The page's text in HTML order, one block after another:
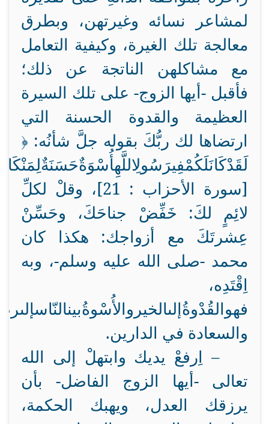
لمشاعر نسائه وغيرتهن، وبطرق
معالجة تلك الغيرة، وكيفية التعامل
مع مشاكلهن الناتجة عن ذلك؛
فأقبل -أيها الزوج- على تلك السيرة
العظيمة والقدوة الحسنة التي
ارتضاها لك ربُّكَ بقوله جلَّ شأنُه: ﴿
لَقَدْكَانَلَكُمْفِيرَسُولِاللَّهِأُسْوَةٌحَسَنَةٌلِمَنْكَانَ
[سورة الأحزاب : 21]، وقلْ لكلِّ
لائِمٍ لكَ: خَفِّضْ جناحَكَ، وحَسِّنْ
عِشرتَكَ مع أزواجك: هكذا كان
محمد -صلى الله عليه وسلم-، وبه
اِقْتَدِه،
فهوالقُدْوةُإلىالخير والأُسْوةُبينالنّاسإلى
والسعادة في الدارين.
– اِرفعْ يديك وابتهلْ إلى الله
تعالى -أيها الزوج الفاضل- بأن
يرزقك العدل، ويهبك الحكمة،